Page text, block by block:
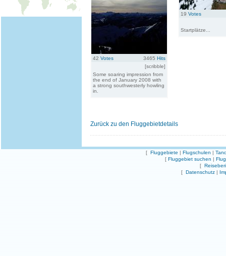
42 Votes 3465 Hits
[scribble]
Some soaring impression from
the end of January 2008 with
a strong southwesterly howling
in.
19 Votes
Startplätze...
Zurück zu den Fluggebietdetails
[ Fluggebiete | Flugschulen |
[ Fluggebiet suchen |
[
[ Datenschutz |